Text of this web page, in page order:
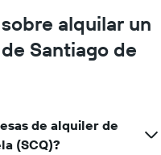
alquilar un
Santiago de
de alquiler de
(SCQ)?